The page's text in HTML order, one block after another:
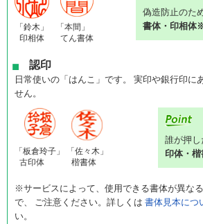
「鈴木」
印相体
「本間」
てん書体
偽造防止のた
書体・印相体
認印
日常使いの「はんこ」です。 実印や銀行印に
せん。
「板倉玲子」
古印体
「佐々木」
楷書体
誰が押し
印体・
※サービスによって、使用できる書体が異な
で、 ご注意ください。詳しくは 書体見本につ
い。